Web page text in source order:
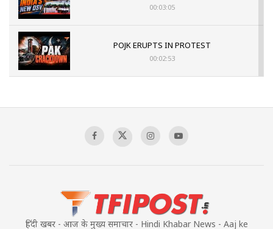
00:03:05
POJK ERUPTS IN PROTEST
00:02:53
Sagar
हिंदी खबर - आज के मुख्य समाचार - Hindi Khabar News - Aaj ke